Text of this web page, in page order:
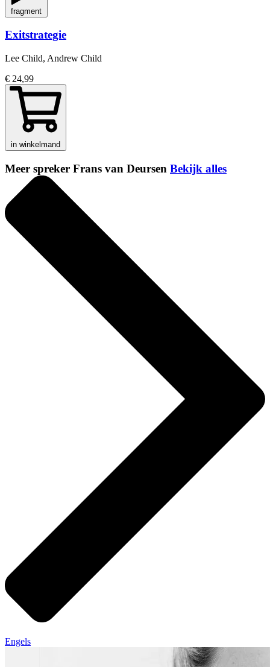
fragment
Exitstrategie
Lee Child, Andrew Child
€ 24,99
in winkelmand
Meer spreker Frans van Deursen Bekijk alles
Engels